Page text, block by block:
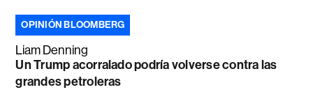
OPINIÓN BLOOMBERG
Liam Denning
Un Trump acorralado podría volverse contra las
grandes petroleras